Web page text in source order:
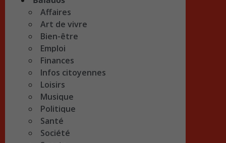
Affaires
Art de vivre
Bien-être
Emploi
Finances
Infos citoyennes
Loisirs
Musique
Politique
Santé
Société